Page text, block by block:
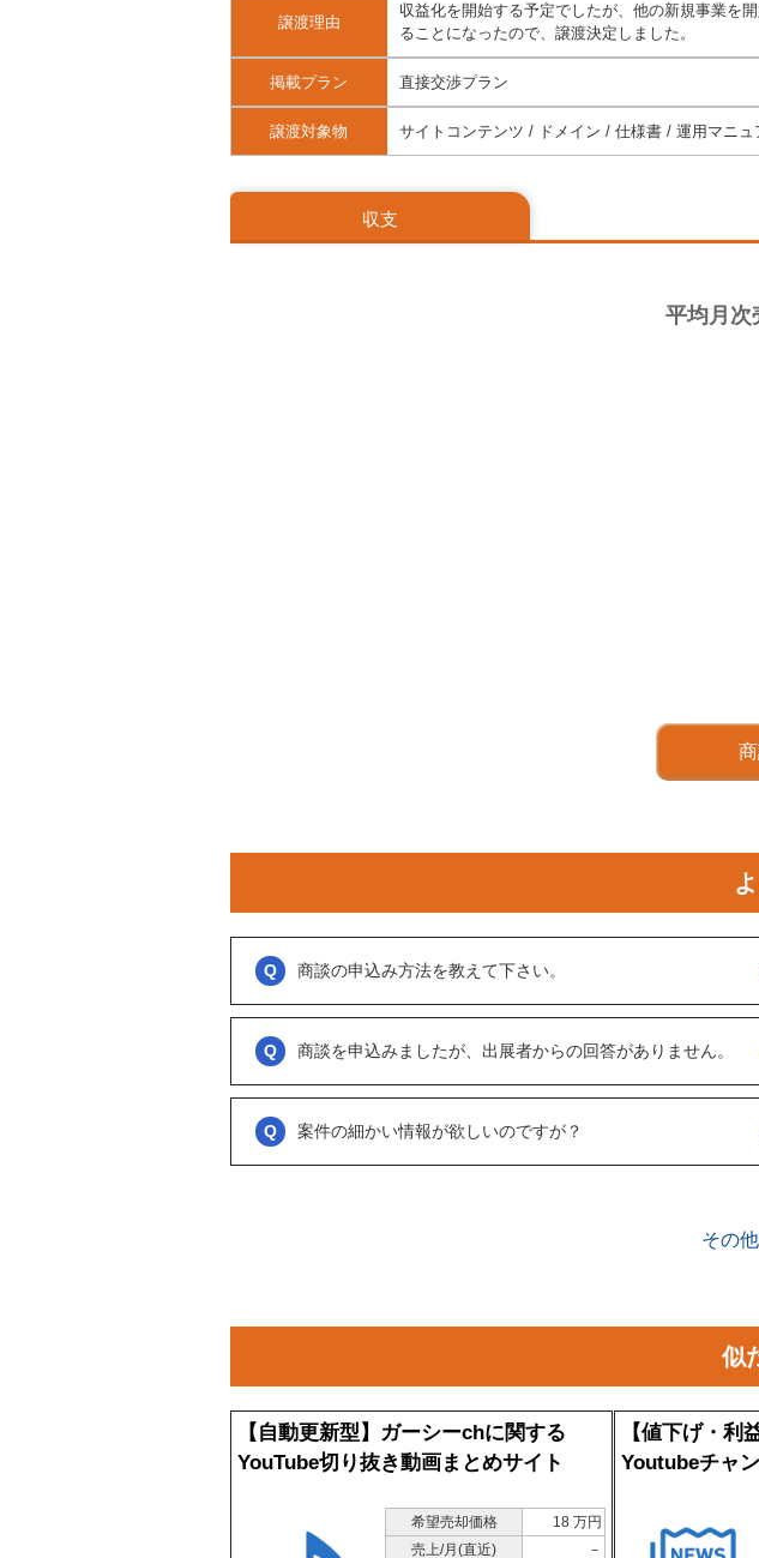
譲渡理由
収益化を開始する予定でしたが、他の新規事業を
ることになったので、譲渡決定しました。
掲載プラン 直接交渉プラン
譲渡対象物 サイトコンテンツ / ドメイン / 仕様書 / 運用マニュ
収支
商談の申込み方法を教えて下さい。
「商談を申し込む」ボタンからお申し込みください。
商談といっても、急に条件、金額交渉を行う訳ではなくまずは、どのような事
をされているのか？
商談を申込みましたが、出展者からの回答がありません。
大変申し訳ございません。こちらも、回答がない出展者には返事をするよう
促をしております。
ただ、案件を見ていない方もおられるので、数日経っても返信がない場合は「
案件の細かい情報が欲しいのですが？
その
似
【自動更新型】ガーシーchに関する
YouTube切り抜き動画まとめサイト
希望売却価格
18 万円
売上/月(直近)
－
【値下げ・利
Youtubeチャ